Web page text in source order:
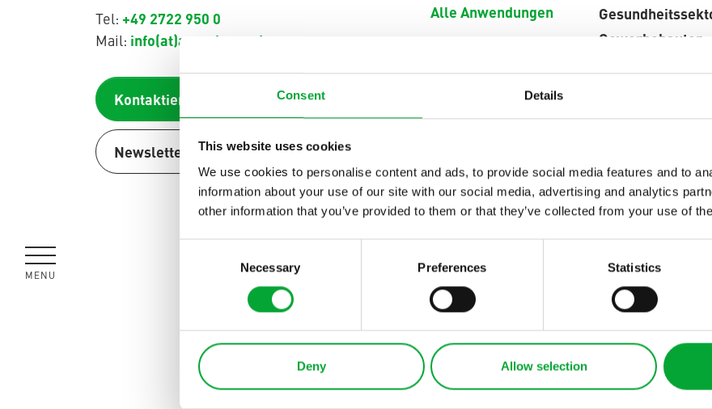
Consent Details
This website uses cookies
We use cookies to personalise content and ads, to provide social media features and to
information about your use of our site with our social media, advertising and analytics
other information that you’ve provided to them or that they’ve collected from your use of
Necessary Preferences Statistics
Deny Allow selection
MENÜ
AQUATHERM RED
Kontakt
Internationale
Partner
Content
Hub
Planungshilfen
Karriere
Downloads
News
Tel: +49 2722 950 0
Mail: info(at)aquatherm.de
Kontaktieren
Newsletter abonnieren
Alle Anwendungen
Gewerbebauten
PRODUKTE
AQUATHERM BLACK
AQUATHERM BLUE
AQUATHERM GREEN
AQUATHERM RED
AQUATHERM
ENERGY
REFERENZEN
Qatar Charity
Residential Tower,
Katar
Logistikhalle
Distribo,
Deutschland